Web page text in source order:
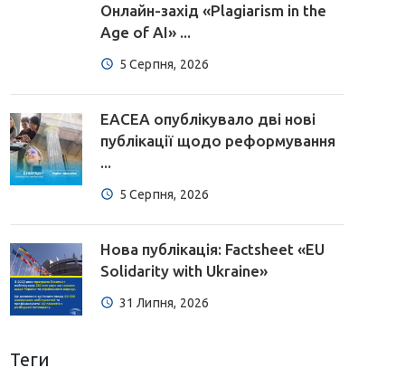
Онлайн-захід «Plagiarism in the
Age of AI» ...
5 Серпня, 2026
EACEA опублікувало дві нові
публікації щодо реформування
...
5 Серпня, 2026
Нова публікація: Factsheet «EU
Solidarity with Ukraine»
31 Липня, 2026
Теги